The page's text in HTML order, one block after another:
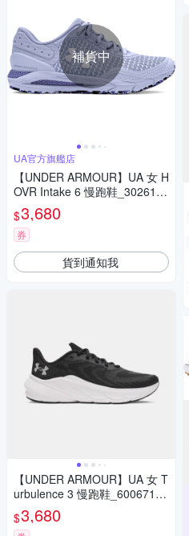
補貨中
UA官方旗艦店
【UNDER ARMOUR】UA 女 H
OVR Intake 6 慢跑鞋_3026141
-502
$3,680
券
貨到通知我
【UNDER ARMOUR】UA 女 T
urbulence 3 慢跑鞋_6006718-
001
$3,680